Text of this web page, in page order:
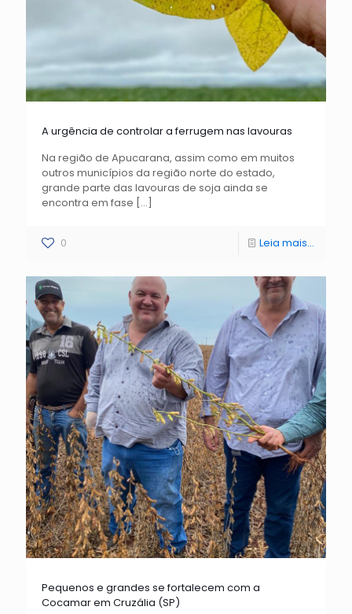
A urgência de controlar a ferrugem nas lavouras
Na região de Apucarana, assim como em muitos
outros municípios da região norte do estado,
grande parte das lavouras de soja ainda se
encontra em fase […]
0 Leia mais...
Pequenos e grandes se fortalecem com a
Cocamar em Cruzália (SP)